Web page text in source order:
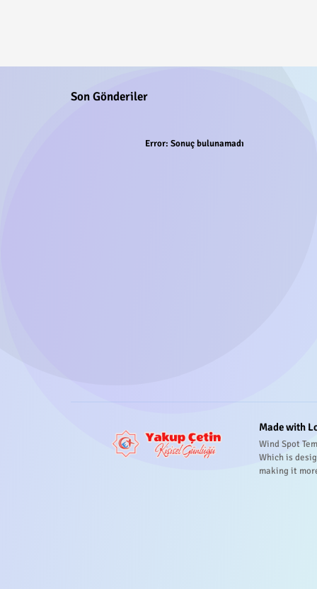
Son Gönderiler
Error: Sonuç bulunamadı
Made with
Wind Spot
Which is
making it